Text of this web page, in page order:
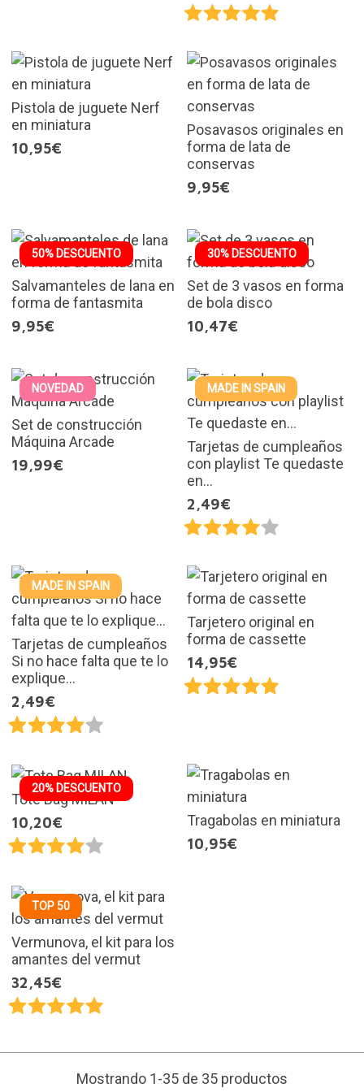
Pistola de juguete Nerf
en miniatura
10,95€
Posavasos originales en
forma de lata de
conservas
9,95€
50% DESCUENTO
Salvamanteles de lana en
forma de fantasmita
9,95€
30% DESCUENTO
Set de 3 vasos en forma
de bola disco
10,47€
NOVEDAD
Set de construcción
Máquina Arcade
19,99€
MADE IN SPAIN
Tarjetas de cumpleaños
con playlist Te quedaste
en...
2,49€
MADE IN SPAIN
Tarjetas de cumpleaños
Si no hace falta que te lo
explique...
2,49€
Tarjetero original en
forma de cassette
14,95€
20% DESCUENTO
Tote Bag MILAN
10,20€
Tragabolas en miniatura
10,95€
TOP 50
Vermunova, el kit para los
amantes del vermut
32,45€
Mostrando 1-35 de 35 productos